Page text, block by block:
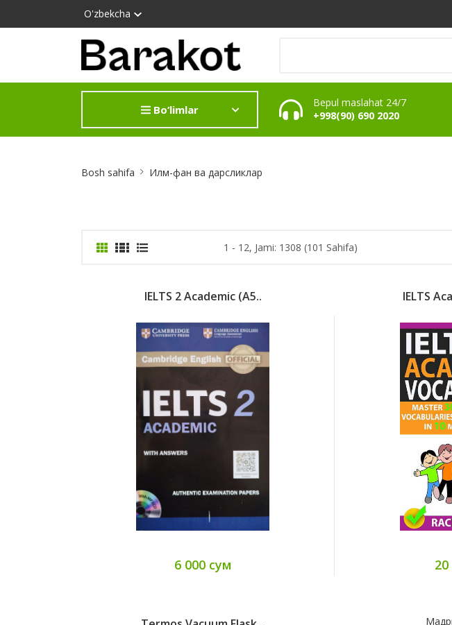
O'zbekcha
Bo‘limlar
Bepul maslahat 24/7
+998(90) 690 2020
Bosh sahifa Илм-фан ва дарсликлар
1 - 12, Jami: 1308 (101 Sahifa)
IELTS 2 Academic (A5..
6 000 сум
IELTS